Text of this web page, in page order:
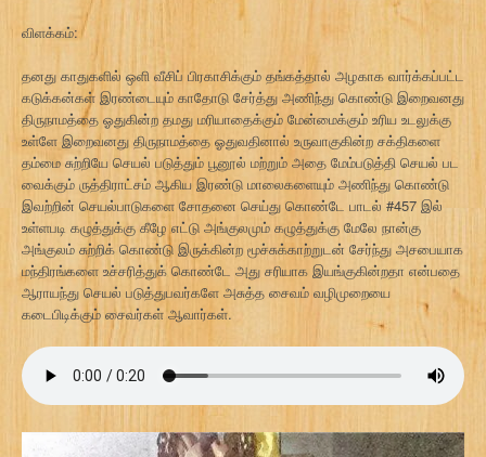
விளக்கம்:
தனது காதுகளில் ஒளி வீசிப் பிரகாசிக்கும் தங்கத்தால் அழகாக வார்க்கப்பட்ட
கடுக்கன்கள் இரண்டையும் காதோடு சேர்த்து அணிந்து கொண்டு இறைவனது
திருநாமத்தை ஓதுகின்ற தமது மரியாதைக்கும் மேன்மைக்கும் உரிய உடலுக்கு
உள்ளே இறைவனது திருநாமத்தை ஓதுவதினால் உருவாகுகின்ற சக்திகளை
தம்மை சுற்றியே செயல் படுத்தும் பூனூல் மற்றும் அதை மேம்படுத்தி செயல் பட
வைக்கும் ருத்திராட்சம் ஆகிய இரண்டு மாலைகளையும் அணிந்து கொண்டு
இவற்றின் செயல்பாடுகளை சோதனை செய்து கொண்டே பாடல் #457 இல்
உள்ளபடி கழுத்துக்கு கீழே எட்டு அங்குலமும் கழுத்துக்கு மேலே நான்கு
அங்குலம் சுற்றிக் கொண்டு இருக்கின்ற மூச்சுக்காற்றுடன் சேர்ந்து அசபையாக
மந்திரங்களை உச்சரித்துக் கொண்டே அது சரியாக இயங்குகின்றதா என்பதை
ஆராயந்து செயல் படுத்துபவர்களே அசுத்த சைவம் வழிமுறையை
கடைபிடிக்கும் சைவர்கள் ஆவார்கள்.